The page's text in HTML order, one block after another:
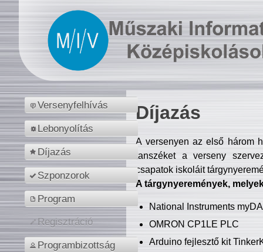
Versenyfelhívás
Lebonyolítás
Díjazás
Szponzorok
Program
Regisztráció
Programbizottság
Díjazás
A versenyen az első három
tanszéket a verseny
csapatok iskoláit
A tárgynyeremények,
National Instruments
OMRON CP1LE PLC
Arduino fejlesztő kit